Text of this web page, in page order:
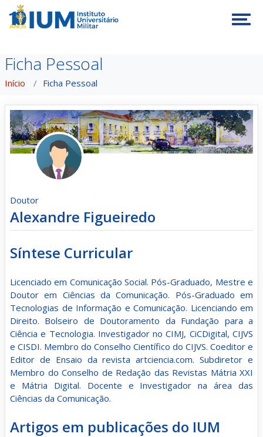
Ficha Pessoal
Início Ficha Pessoal
Doutor
Alexandre Figueiredo
Síntese Curricular
Licenciado em Comunicação Social. Pós-Graduado, Mestre e
Doutor em Ciências da Comunicação. Pós-Graduado em
Tecnologias de Informação e Comunicação. Licenciando em
Direito. Bolseiro de Doutoramento da Fundação para a
Ciência e Tecnologia. Investigador no CIMJ, CiCDigital, CIJVS
e CISDI. Membro do Conselho Científico do CIJVS. Coeditor e
Editor de Ensaio da revista artciencia.com. Subdiretor e
Membro do Conselho de Redação das Revistas Mátria XXI
e Mátria Digital. Docente e Investigador na área das
Ciências da Comunicação.
Artigos em publicações do IUM